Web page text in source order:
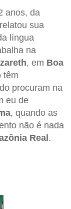
anos, da
sua
língua
na
, em Boa
têm
procuram na
eu de
, quando as
não é nada
Real.